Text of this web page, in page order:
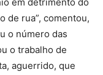
de rua”, comentou,
o número das
o trabalho de
aguerrido, que